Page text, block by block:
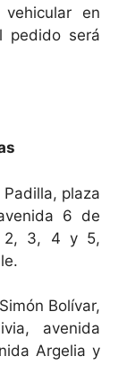
en
pedido será
plaza
6 de
2, 3, 4 y 5,
Bolívar,
avenida
Argelia y